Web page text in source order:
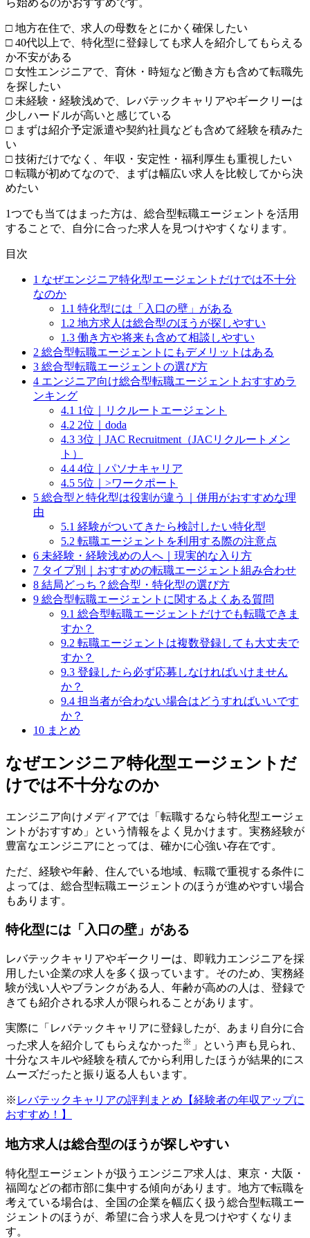
□ 地方在住で、求人の母数をとにかく確保したい
□ 40代以上で、特化型に登録しても求人を紹介してもらえる
か不安がある
□ 女性エンジニアで、育休・時短など働き方も含めて転職先
を探したい
□ 未経験・経験浅めで、レバテックキャリアやギークリーは
少しハードルが高いと感じている
□ まずは紹介予定派遣や契約社員なども含めて経験を積みた
い
□ 技術だけでなく、年収・安定性・福利厚生も重視したい
□ 転職が初めてなので、まずは幅広い求人を比較してから決
めたい
1つでも当てはまった方は、総合型転職エージェントを活用
することで、自分に合った求人を見つけやすくなります。
目次
1 なぜエンジニア特化型エージェントだけでは不十分
なのか
1.1 特化型には「入口の壁」がある
1.2 地方求人は総合型のほうが探しやすい
1.3 働き方や将来も含めて相談しやすい
2 総合型転職エージェントにもデメリットはある
3 総合型転職エージェントの選び方
4 エンジニア向け総合型転職エージェントおすすめラ
ンキング
4.1 1位｜リクルートエージェント
4.2 2位｜doda
4.3 3位｜JAC Recruitment（JACリクルートメン
ト）
4.4 4位｜パソナキャリア
4.5 5位｜>ワークポート
5 総合型と特化型は役割が違う｜併用がおすすめな理
由
5.1 経験がついてきたら検討したい特化型
5.2 転職エージェントを利用する際の注意点
6 未経験・経験浅めの人へ｜現実的な入り方
7 タイプ別｜おすすめの転職エージェント組み合わせ
8 結局どっち？総合型・特化型の選び方
9 総合型転職エージェントに関するよくある質問
9.1 総合型転職エージェントだけでも転職できま
すか？
9.2 転職エージェントは複数登録しても大丈夫で
すか？
9.3 登録したら必ず応募しなければいけません
か？
9.4 担当者が合わない場合はどうすればいいです
か？
10 まとめ
なぜエンジニア特化型エージェントだ
けでは不十分なのか
エンジニア向けメディアでは「転職するなら特化型エージェ
ントがおすすめ」という情報をよく見かけます。実務経験が
豊富なエンジニアにとっては、確かに心強い存在です。
ただ、経験や年齢、住んでいる地域、転職で重視する条件に
よっては、総合型転職エージェントのほうが進めやすい場合
もあります。
特化型には「入口の壁」がある
レバテックキャリアやギークリーは、即戦力エンジニアを採
用したい企業の求人を多く扱っています。そのため、実務経
験が浅い人やブランクがある人、年齢が高めの人は、登録で
きても紹介される求人が限られることがあります。
実際に「レバテックキャリアに登録したが、あまり自分に合
った求人を紹介してもらえなかった ※ 」という声も見られ、
十分なスキルや経験を積んでから利用したほうが結果的にス
ムーズだったと振り返る人もいます。
※ レバテックキャリアの評判まとめ【経験者の年収アップに
おすすめ！】
地方求人は総合型のほうが探しやすい
特化型エージェントが扱うエンジニア求人は、東京・大阪・
福岡などの都市部に集中する傾向があります。地方で転職を
考えている場合は、全国の企業を幅広く扱う総合型転職エー
ジェントのほうが、希望に合う求人を見つけやすくなりま
す。